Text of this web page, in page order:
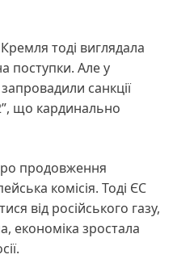
тоді виглядала
поступки. Але у
санкції
що кардинально
продовження
комісія. Тоді ЄС
від російського газу,
економіка зростала